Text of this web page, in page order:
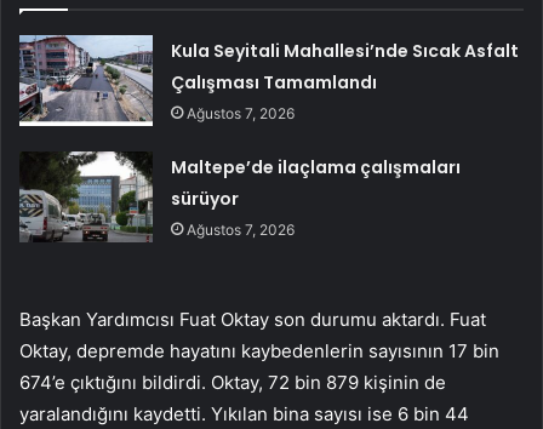
Kula Seyitali Mahallesi’nde Sıcak Asfalt
Çalışması Tamamlandı
Ağustos 7, 2026
Maltepe’de ilaçlama çalışmaları
sürüyor
Ağustos 7, 2026
Başkan Yardımcısı Fuat Oktay son durumu aktardı. Fuat
Oktay, depremde hayatını kaybedenlerin sayısının 17 bin
674’e çıktığını bildirdi. Oktay, 72 bin 879 kişinin de
yaralandığını kaydetti. Yıkılan bina sayısı ise 6 bin 44